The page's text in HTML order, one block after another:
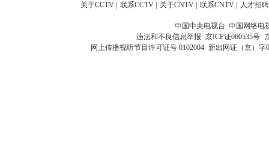
关于CCTV 联系CCTV 关于CNTV 联系CNTV 人才招聘
中国中央电视台 中国网络电
违法和不良信息举报 京ICP证060535号
网上传播视听节目许可证号 0102004 新出网证（京）